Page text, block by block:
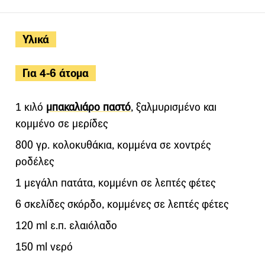
Υλικά
Για 4-6 άτομα
1 κιλό μπακαλιάρο παστό, ξαλμυρισμένο και
κομμένο σε μερίδες
800 γρ. κολοκυθάκια, κομμένα σε χοντρές
ροδέλες
1 μεγάλη πατάτα, κομμένη σε λεπτές φέτες
6 σκελίδες σκόρδο, κομμένες σε λεπτές φέτες
120 ml ε.π. ελαιόλαδο
150 ml νερό